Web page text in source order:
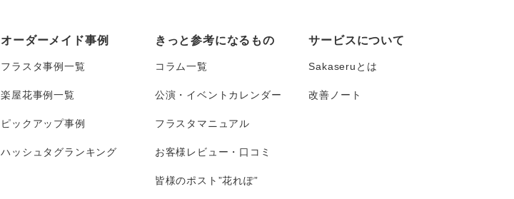
オーダーメイド事例
フラスタ事例一覧
楽屋花事例一覧
ピックアップ事例
ハッシュタグランキング
きっと参考になるもの
コラム一覧
公演・イベントカレンダー
フラスタマニュアル
お客様レビュー・口コミ
皆様のポスト”花れぽ”
サービスについて
Sakaseruとは
改善ノート